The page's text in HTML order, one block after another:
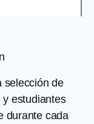
selección de
estudiantes
durante cada